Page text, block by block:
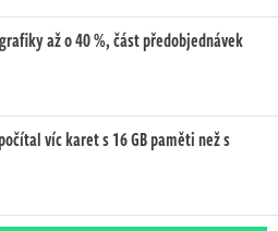
až o 40 %, část předobjednávek
víc karet s 16 GB paměti než s